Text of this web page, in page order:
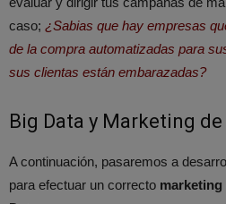
caso; ¿Sabias que hay empresas
de la compra automatizadas para
sus clientas están embarazadas?
Big Data y Marketing
A continuación, pasaremos a
para efectuar un correcto